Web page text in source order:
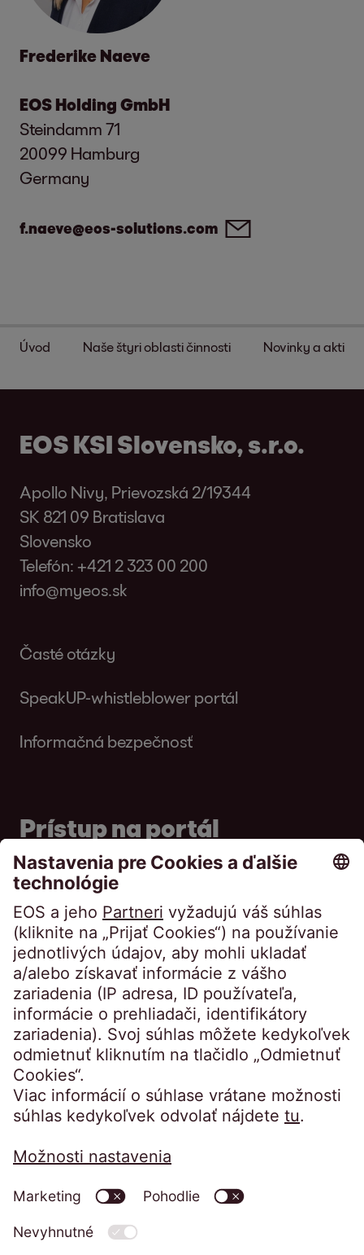
Úvod Naše štyri oblasti činnosti Novinky a
Frederike Naeve
EOS Holding GmbH
Steindamm 71
20099 Hamburg
Germany
f.naeve@eos-solutions.com
EOS KSI Slovensko, s.r.o.
Apollo Nivy, Prievozská 2/19344
SK 821 09 Bratislava
Slovensko
Telefón: +421 2 323 00 200
info@myeos.sk
Časté otázky
SpeakUP-whistleblower portál
Informačná bezpečnosť
Prístup na portál
Portál pre dlžníkov
Portál pre veriteľov
Právne záležitosti Odtlačok
Reklamačný poriadok